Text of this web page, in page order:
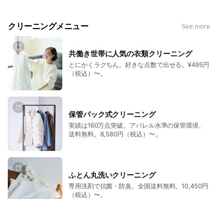
クリーニングメニュー See more
共働き世帯に人気の衣類クリーニング
とにかくラクちん。好きな点数で出せる。¥495円
（税込）〜。
保管パック式クリーニング
実績は160万点突破。アパレル水準の保管環境、
送料無料。8,580円（税込）〜。
ふとん丸洗いクリーニング
専用洗剤で抗菌・防臭。全国送料無料。10,450円
（税込）〜。